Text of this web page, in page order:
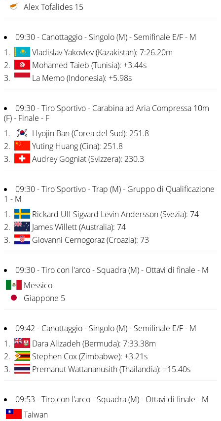
Alex Tofalides 15
09:30 - Canottaggio - Singolo (M) - Semifinale E/F - M
1.
Vladislav Yakovlev (Kazakistan): 7:26.20m
2.
Mohamed Taieb (Tunisia): +3.44s
3.
La Memo (Indonesia): +5.98s
09:30 - Tiro Sportivo - Carabina ad Aria Compressa 10m
(F) - Finale - F
1.
Hyojin Ban (Corea del Sud): 251.8
2.
Yuting Huang (Cina): 251.8
3.
Audrey Gogniat (Svizzera): 230.3
09:30 - Tiro Sportivo - Trap (M) - Gruppo di Qualificazione
1 - M
1.
Rickard Ulf Sigvard Levin Andersson (Svezia): 74
2.
James Willett (Australia): 74
3.
Giovanni Cernogoraz (Croazia): 73
09:30 - Tiro con l'arco - Squadra (M) - Ottavi di finale - M
Messico
Giappone 5
09:42 - Canottaggio - Singolo (M) - Semifinale E/F - M
1.
Dara Alizadeh (Bermuda): 7:33.38m
2.
Stephen Cox (Zimbabwe): +3.21s
3.
Premanut Wattananusith (Thailandia): +15.40s
09:53 - Tiro con l'arco - Squadra (M) - Ottavi di finale - M
Taiwan